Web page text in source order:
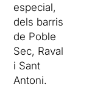
especial,
dels barris
de Poble
Sec, Raval
i Sant
Antoni.